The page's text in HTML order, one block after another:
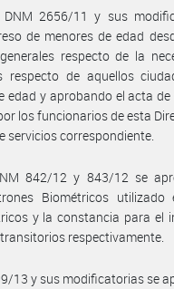
2656/11 y sus
de menores de edad
respecto de la
de aquellos
edad y aprobando el acta
los funcionarios de esta
servicios correspondiente.
842/12 y 843/12 se
Biométricos
y la constancia para el
respectivamente.
13 y sus modificatorias se